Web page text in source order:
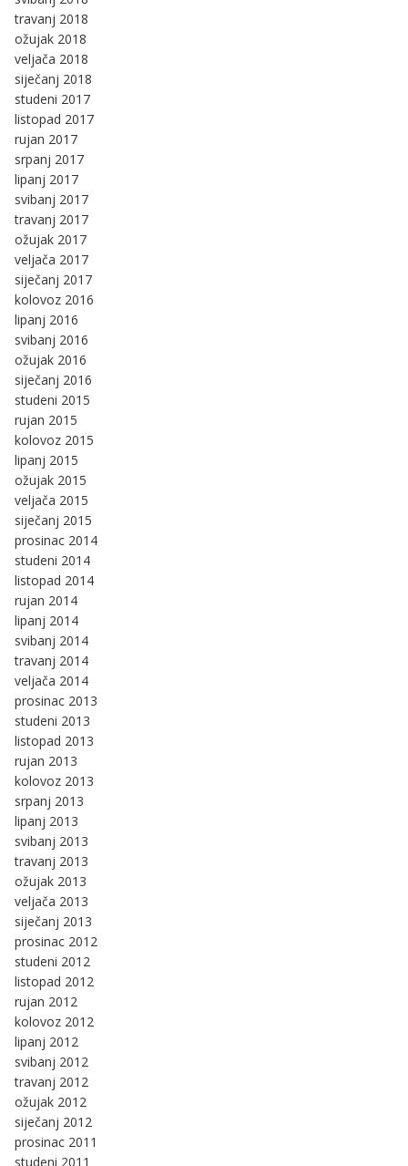
travanj 2018
ožujak 2018
veljača 2018
siječanj 2018
studeni 2017
listopad 2017
rujan 2017
srpanj 2017
lipanj 2017
svibanj 2017
travanj 2017
ožujak 2017
veljača 2017
siječanj 2017
kolovoz 2016
lipanj 2016
svibanj 2016
ožujak 2016
siječanj 2016
studeni 2015
rujan 2015
kolovoz 2015
lipanj 2015
ožujak 2015
veljača 2015
siječanj 2015
prosinac 2014
studeni 2014
listopad 2014
rujan 2014
lipanj 2014
svibanj 2014
travanj 2014
veljača 2014
prosinac 2013
studeni 2013
listopad 2013
rujan 2013
kolovoz 2013
srpanj 2013
lipanj 2013
svibanj 2013
travanj 2013
ožujak 2013
veljača 2013
siječanj 2013
prosinac 2012
studeni 2012
listopad 2012
rujan 2012
kolovoz 2012
lipanj 2012
svibanj 2012
travanj 2012
ožujak 2012
siječanj 2012
prosinac 2011
studeni 2011